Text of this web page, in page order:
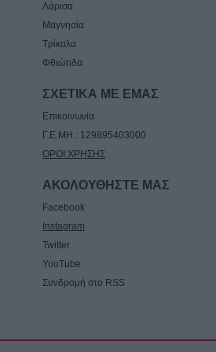
Σφοδρό μπουρίνι στο Ζάρκο
Εκτεταμένες καταστροφές
7 Αυγούστου 2026, 19:51
Λάρισα
Μαγνησία
Τρίκαλα
Φθιώτιδα
ΣΧΕΤΙΚΑ ΜΕ ΕΜΑΣ
Επικοινωνία
Γ.Ε.ΜΗ.: 129895403000
ΟΡΟΙ ΧΡΗΣΗΣ
ΑΚΟΛΟΥΘΗΣΤΕ ΜΑΣ
Facebook
Instagram
Twitter
YouTube
Συνδρομή στο RSS